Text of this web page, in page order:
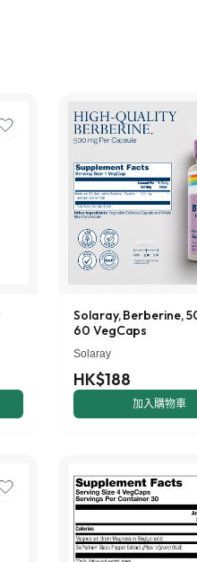
Solaray, Berberine,
60 VegCaps
Solaray
HK$188
加入購物車